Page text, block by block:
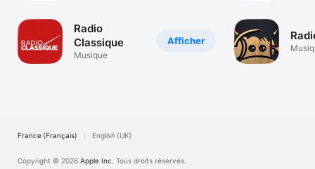
Afficher
Radio
Classique
Musique
France (Français) English (UK)
Copyright © 2026 Apple Inc. Tous droits réservés.